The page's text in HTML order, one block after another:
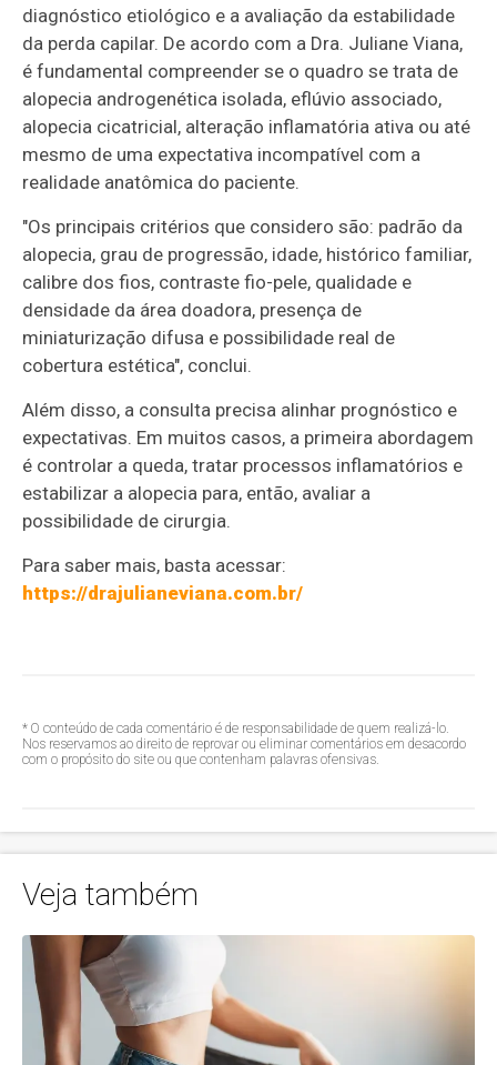
diagnóstico etiológico e a avaliação da estabilidade
da perda capilar. De acordo com a Dra. Juliane Viana,
é fundamental compreender se o quadro se trata de
alopecia androgenética isolada, eflúvio associado,
alopecia cicatricial, alteração inflamatória ativa ou até
mesmo de uma expectativa incompatível com a
realidade anatômica do paciente.
"Os principais critérios que considero são: padrão da
alopecia, grau de progressão, idade, histórico familiar,
calibre dos fios, contraste fio-pele, qualidade e
densidade da área doadora, presença de
miniaturização difusa e possibilidade real de
cobertura estética", conclui.
Além disso, a consulta precisa alinhar prognóstico e
expectativas. Em muitos casos, a primeira abordagem
é controlar a queda, tratar processos inflamatórios e
estabilizar a alopecia para, então, avaliar a
possibilidade de cirurgia.
Para saber mais, basta acessar:
https://drajulianeviana.com.br/
* O conteúdo de cada comentário é de responsabilidade de quem realizá-lo.
Nos reservamos ao direito de reprovar ou eliminar comentários em desacordo
com o propósito do site ou que contenham palavras ofensivas.
Veja também